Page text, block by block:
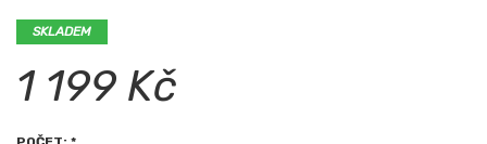
SKLADEM
1 199 Kč